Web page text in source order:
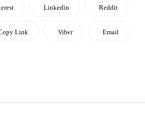
Linkedin Reddit
Link Viber Email